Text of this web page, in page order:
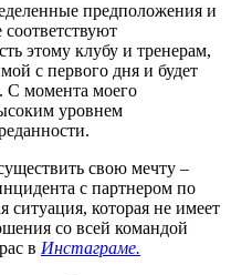
предположения и
этому клубу и тренерам,
с первого дня и будет
С момента моего
уровнем
свою мечту –
с партнером по
ситуация, которая не имеет
со всей командой
в Инстаграме.